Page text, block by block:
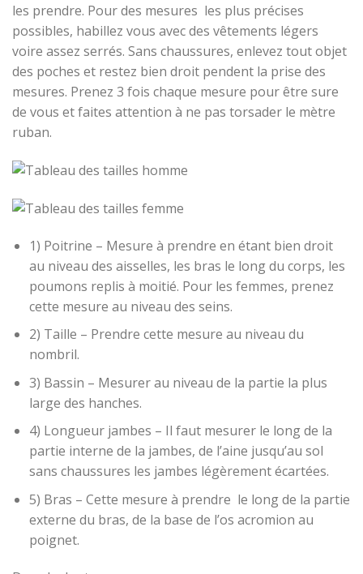
les prendre. Pour des mesures les plus précises
possibles, habillez vous avec des vêtements légers
voire assez serrés. Sans chaussures, enlevez tout objet
des poches et restez bien droit pendent la prise des
mesures. Prenez 3 fois chaque mesure pour être sure
de vous et faites attention à ne pas torsader le mètre
ruban.
1) Poitrine – Mesure à prendre en étant bien droit
au niveau des aisselles, les bras le long du corps, les
poumons replis à moitié. Pour les femmes, prenez
cette mesure au niveau des seins.
2) Taille – Prendre cette mesure au niveau du
nombril.
3) Bassin – Mesurer au niveau de la partie la plus
large des hanches.
4) Longueur jambes – Il faut mesurer le long de la
partie interne de la jambes, de l’aine jusqu’au sol
sans chaussures les jambes légèrement écartées.
5) Bras – Cette mesure à prendre le long de la partie
externe du bras, de la base de l’os acromion au
poignet.